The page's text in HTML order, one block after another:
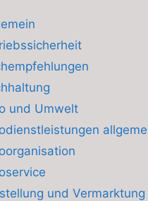
und Umwelt
und Vermarktung